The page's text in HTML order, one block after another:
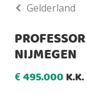
Gelderland
NIJMEGEN
€495.000K.K.